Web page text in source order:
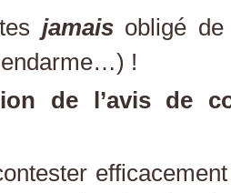
jamais obligé
!
de l’avis de